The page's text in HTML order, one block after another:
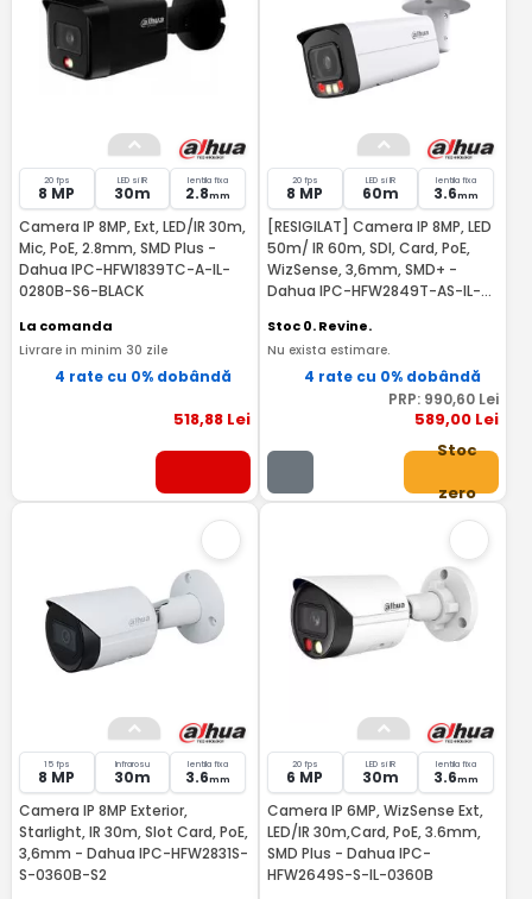
20 fps
8 MP
LED si IR
30m
lentila fixa
2.8mm
Camera IP 8MP, Ext, LED/IR 30m,
Mic, PoE, 2.8mm, SMD Plus -
Dahua IPC-HFW1839TC-A-IL-
0280B-S6-BLACK
La comanda
Livrare in minim 30 zile
4 rate cu 0% dobândă
518,88Lei
20 fps
8 MP
LED si IR
60m
lentila fixa
3.6mm
[RESIGILAT] Camera IP 8MP, LED
50m/ IR 60m, SDI, Card, PoE,
WizSense, 3,6mm, SMD+ -
Dahua IPC-HFW2849T-AS-IL-
Stoc 0. Revine.
Nu exista estimare.
4 rate cu 0% dobândă
PRP: 990,60 Lei
589,00 Lei
Stoc
zero
15 fps
8 MP
Infrarosu
30m
lentila fixa
3.6mm
Camera IP 8MP Exterior,
Starlight, IR 30m, Slot Card, PoE,
3,6mm - Dahua IPC-HFW2831S-
S-0360B-S2
20 fps
6 MP
LED si IR
30m
lentila fixa
3.6mm
Camera IP 6MP, WizSense Ext,
LED/IR 30m,Card, PoE, 3.6mm,
SMD Plus - Dahua IPC-
HFW2649S-S-IL-0360B